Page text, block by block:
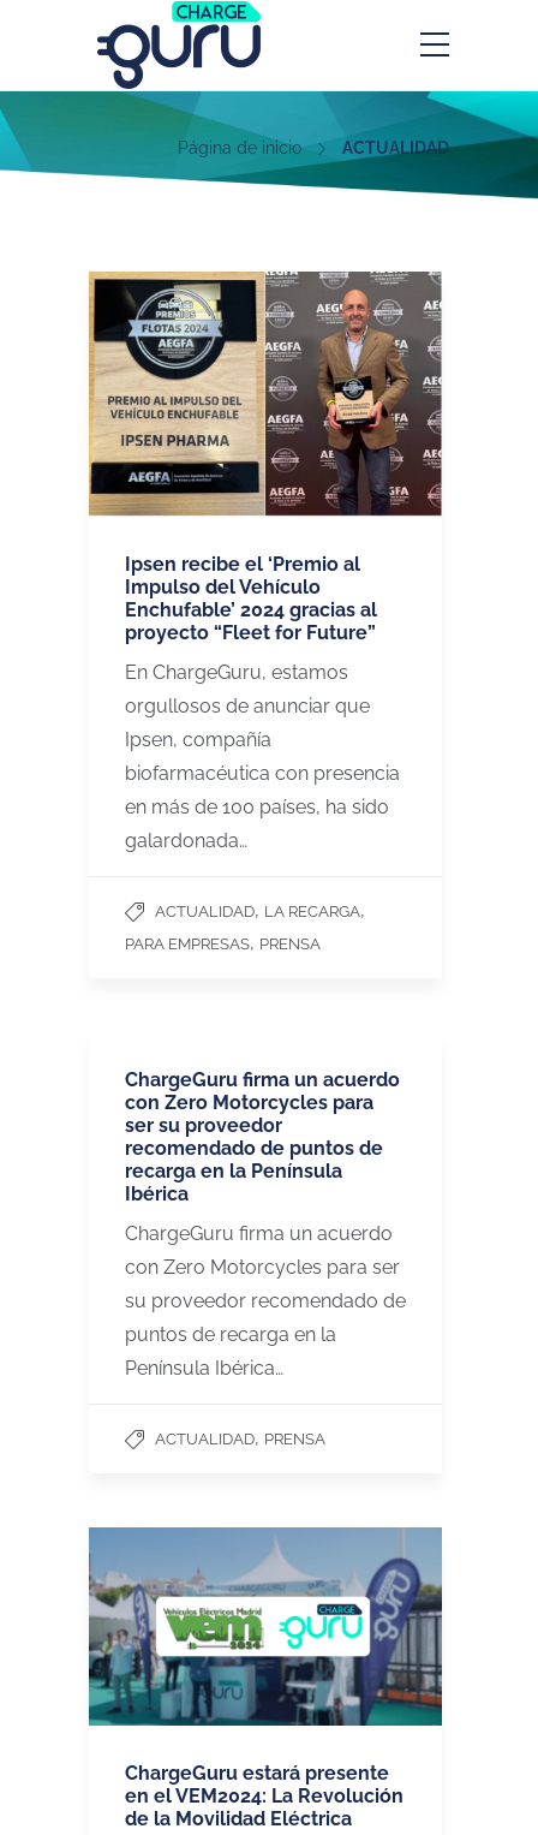
Página de inicio ACTUALIDAD
Ipsen recibe el ‘Premio al
Impulso del Vehículo
Enchufable’ 2024 gracias al
proyecto “Fleet for Future”
En ChargeGuru, estamos
orgullosos de anunciar que
Ipsen, compañía
biofarmacéutica con presencia
en más de 100 países, ha sido
galardonada…
ACTUALIDAD, LA RECARGA,
PARA EMPRESAS, PRENSA
ChargeGuru firma un acuerdo
con Zero Motorcycles para
ser su proveedor
recomendado de puntos de
recarga en la Península
Ibérica
ChargeGuru firma un acuerdo
con Zero Motorcycles para ser
su proveedor recomendado de
puntos de recarga en la
Península Ibérica…
ACTUALIDAD, PRENSA
ChargeGuru estará presente
en el VEM2024: La Revolución
de la Movilidad Eléctrica